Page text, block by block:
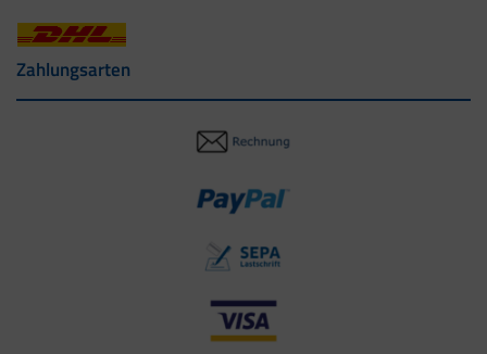
Zahlungsarten